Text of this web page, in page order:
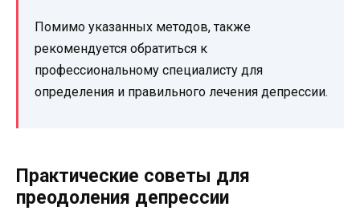
Помимо указанных методов, также
рекомендуется обратиться к
профессиональному специалисту для
определения и правильного лечения депрессии.
Практические советы для
преодоления депрессии